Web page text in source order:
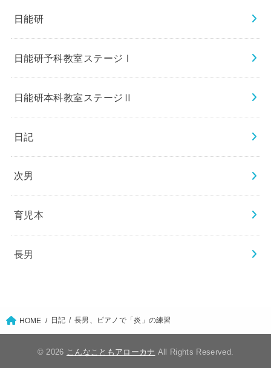
日能研
日能研予科教室ステージⅠ
日能研本科教室ステージⅡ
日記
次男
育児本
長男
HOME 日記 長男、ピアノで「炎」の練習
© 2026 こんなこともアローカナ All Rights Reserved.